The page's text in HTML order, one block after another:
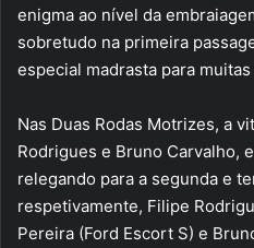
enigma ao nível da
sobretudo na primeira
especial madrasta para
Nas Duas Rodas Motrizes, a
Rodrigues e Bruno Carvalho,
relegando para a segunda e
respetivamente, Filipe
Pereira (Ford Escort S) e